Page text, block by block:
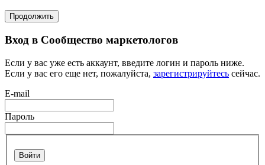
Продолжить
Вход в Сообщество маркетологов
Если у вас уже есть аккаунт, введите логин и пароль ниже.
Если у вас его еще нет, пожалуйста, зарегистрируйтесь сейчас.
E-mail
Пароль
Войти